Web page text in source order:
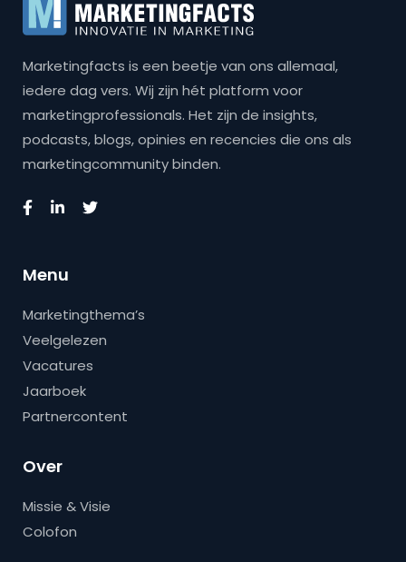
Marketingfacts is een beetje van ons allemaal,
iedere dag vers. Wij zijn hét platform voor
marketingprofessionals. Het zijn de insights,
podcasts, blogs, opinies en recencies die ons als
marketingcommunity binden.
Menu
Marketingthema’s
Veelgelezen
Vacatures
Jaarboek
Partnercontent
Over
Missie & Visie
Colofon